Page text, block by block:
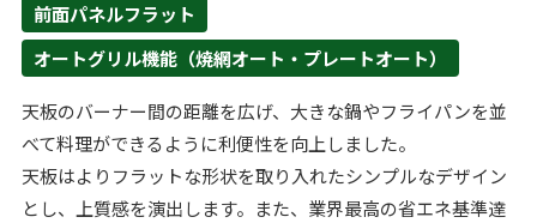
前面パネルフラット
オートグリル機能（焼網オート・プレートオート）
天板のバーナー間の距離を広げ、大きな鍋やフライパンを並
べて料理ができるように利便性を向上しました。
天板はよりフラットな形状を取り入れたシンプルなデザイン
とし、上質感を演出します。また、業界最高の省エネ基準達